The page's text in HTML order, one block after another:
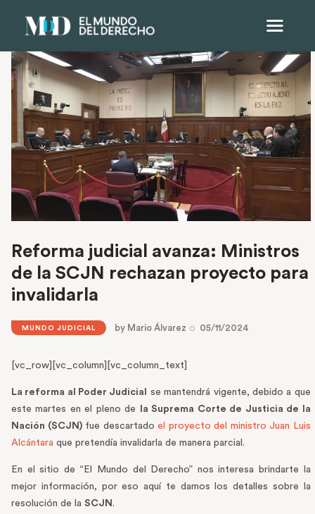
Reforma judicial avanza: Ministros
de la SCJN rechazan proyecto para
invalidarla
MUNDO JUDICIAL by Mario Álvarez 05/11/2024
[vc_row][vc_column][vc_column_text]
La reforma al Poder Judicial
se mantendrá vigente, debido a que
este martes en el pleno de
la Suprema Corte de Justicia de la
Nación (SCJN)fue descartadoel proyecto del ministro Juan Luis
Alcántara que pretendía invalidarla de manera parcial.
En el sitio de “El Mundo del Derecho” nos interesa brindarte la
mejor información, por eso aquí te damos los detalles sobre la
resolución de la SCJN .